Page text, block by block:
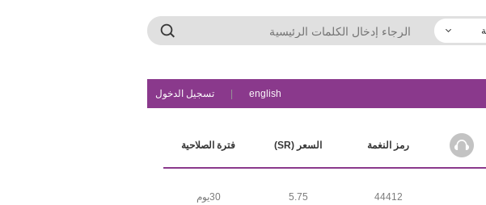
english
| تسجيل الدخول
رمز النغمة السعر (SR) فترة الصلاحية
44412
5.75 30يوم